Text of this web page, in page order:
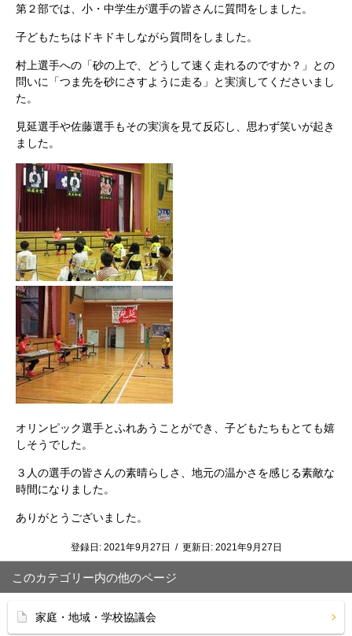
第２部では、小・中学生が選手の皆さんに質問をしました。
子どもたちはドキドキしながら質問をしました。
村上選手への「砂の上で、どうして速く走れるのですか？」との
問いに「つま先を砂にさすように走る」と実演してくださいまし
た。
見延選手や佐藤選手もその実演を見て反応し、思わず笑いが起き
ました。
オリンピック選手とふれあうことができ、子どもたちもとても嬉
しそうでした。
３人の選手の皆さんの素晴らしさ、地元の温かさを感じる素敵な
時間になりました。
ありがとうございました。
登録日: 2021年9月27日 / 更新日: 2021年9月27日
このカテゴリー内の他のページ
家庭・地域・学校協議会